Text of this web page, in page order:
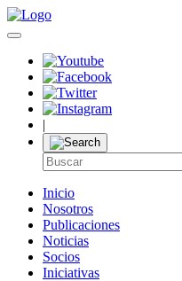
|
Inicio
Nosotros
Publicaciones
Noticias
Socios
Iniciativas